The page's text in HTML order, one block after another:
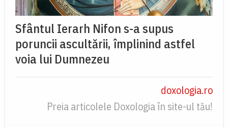
Sfântul Ierarh Nifon s-a supus
poruncii ascultării, împlinind astfel
voia lui Dumnezeu
doxologia.ro
Preia articolele Doxologia în site-ul tău!